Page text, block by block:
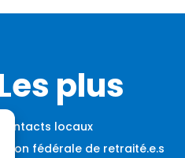
plus
locaux
Union fédérale de retraité.e.s